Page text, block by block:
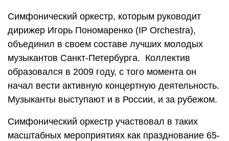
Симфонический оркестр, которым руководит
дирижер Игорь Пономаренко (IP Orchestra),
объединил в своем составе лучших молодых
музыкантов Санкт-Петербурга. Коллектив
образовался в 2009 году, с того момента он
начал вести активную концертную деятельность.
Музыканты выступают и в России, и за рубежом.
Симфонический оркестр участвовал в таких
масштабных мероприятиях как празднование 65-